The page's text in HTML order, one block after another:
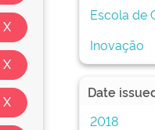
Escola de
Inovação
Date
2018